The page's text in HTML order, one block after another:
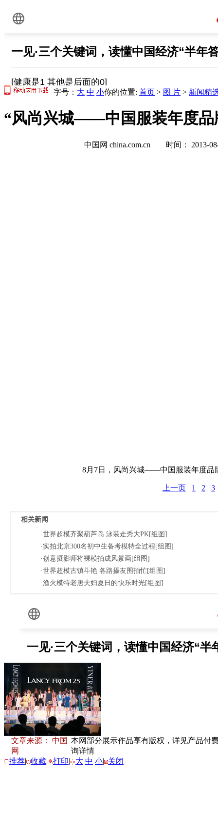
字号： 大 中 小你的位置: 首页 > 图 片 > 新闻精
“风尚兴城——中国服装年度品
中国网 china.com.cn 时间：
8月7日，风尚兴城——中国服装年度品
上一页 1 2 3
相关新闻
·世界超模齐聚葫芦岛 泳装走秀大PK[组图]
·实拍北京300名初中生备考模特全过程[组图]
·创意摄影师将裸模拍成风景画[组图]
·世界超模古镇斗艳 各路摄友围拍忙[组图]
·渔火模特老唐夫妇夏日的快乐时光[组图]
文章来源： 中国
网
本网部分展示作品享有版权，详见产品付
询详情
推荐| 收藏| 打印| 大 中 小| 关闭